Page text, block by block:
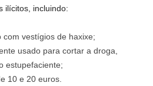
ilícitos, incluindo:
com vestígios de haxixe;
usado para cortar a droga,
estupefaciente;
10 e 20 euros.